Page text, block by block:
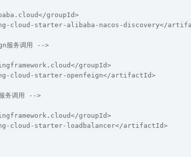
groupId>
cloud-starter-alibaba-nacos-discovery</
服务调用 -->
groupId>
cloud-starter-openfeign</artifactId>
务调用 -->
groupId>
cloud-starter-loadbalancer</artifactId>